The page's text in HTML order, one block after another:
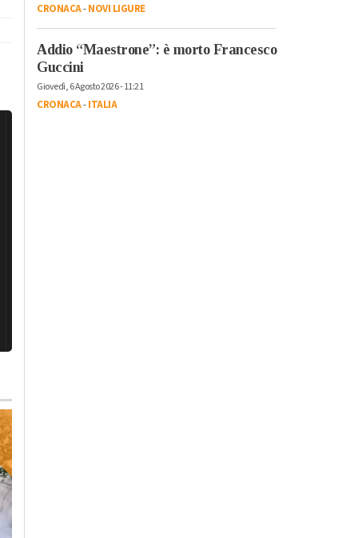
CRONACA-NOVI LIGURE
Addio “Maestrone”: è morto Francesco
Guccini
Giovedì, 6 Agosto 2026 - 11:21
CRONACA-ITALIA